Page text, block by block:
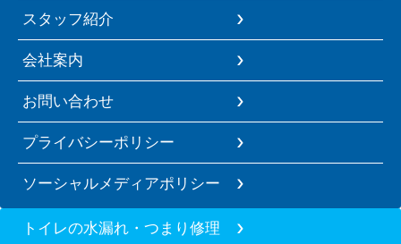
スタッフ紹介
会社案内
お問い合わせ
プライバシーポリシー
ソーシャルメディアポリシー
トイレの水漏れ・つまり修理